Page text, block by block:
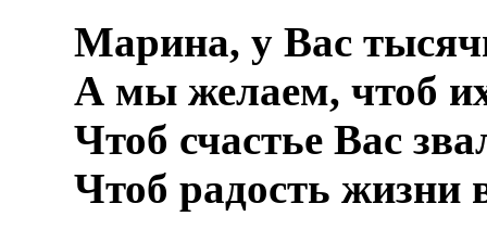
Марина, у Вас
А мы желаем, чтоб
Чтоб счастье Вас
Чтоб радость жизни